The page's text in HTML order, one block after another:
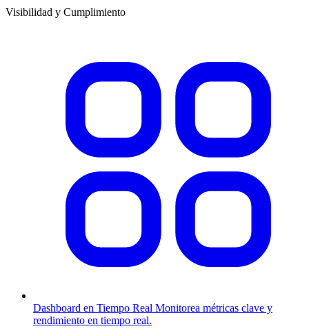
Visibilidad y Cumplimiento
Dashboard en Tiempo Real Monitorea métricas clave y
rendimiento en tiempo real.